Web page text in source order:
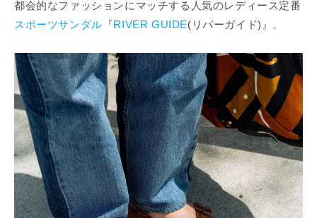
都会的なファッションにマッチする人気のレディース定番
スポーツサンダル 『RIVER GUIDE(リバーガイド)』。